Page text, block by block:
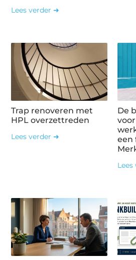
Lees verder ➜
Trap renoveren met
HPL overzettreden
Lees verder ➜
De
een